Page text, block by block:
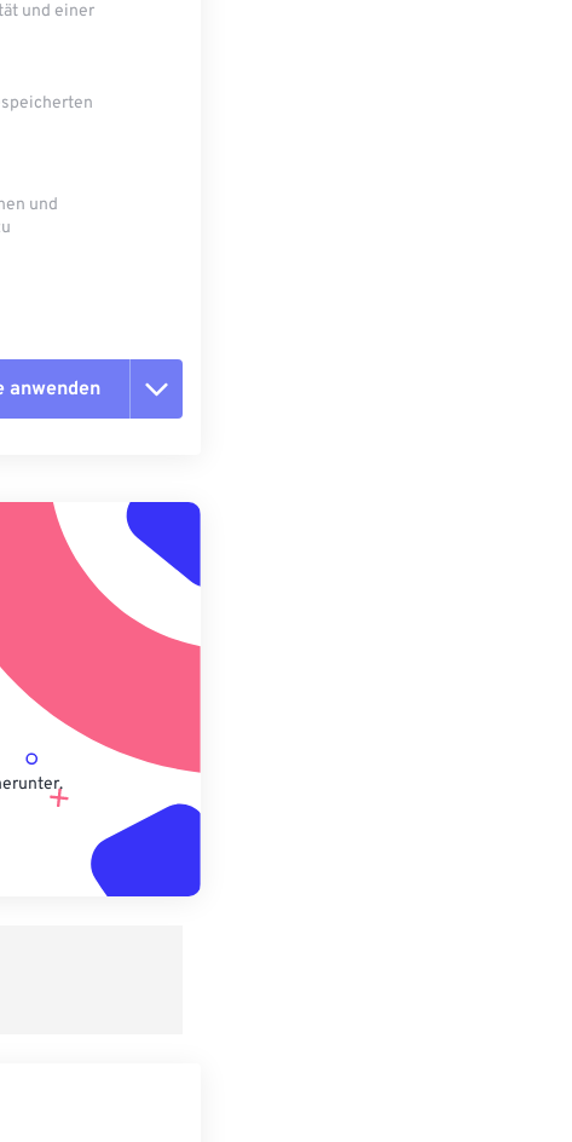
und einer
und
anwenden
anwenden
speichern